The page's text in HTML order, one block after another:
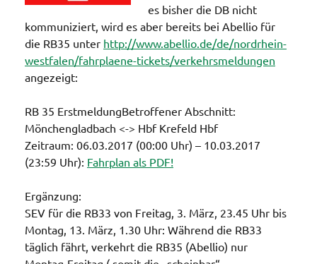
es bisher die DB nicht
kommuniziert, wird es aber bereits bei Abellio für
die RB35 unter http://www.abellio.de/de/nordrhein-
westfalen/fahrplaene-tickets/verkehrsmeldungen
angezeigt:
RB 35 ErstmeldungBetroffener Abschnitt:
Mönchengladbach <-> Hbf Krefeld Hbf
Zeitraum: 06.03.2017 (00:00 Uhr) – 10.03.2017
(23:59 Uhr): Fahrplan als PDF!
Ergänzung:
SEV für die RB33 von Freitag, 3. März, 23.45 Uhr bis
Montag, 13. März, 1.30 Uhr: Während die RB33
täglich fährt, verkehrt die RB35 (Abellio) nur